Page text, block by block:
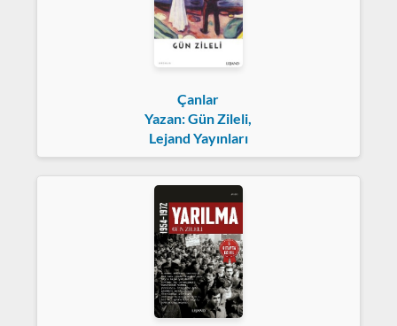
Çanlar
Yazan: Gün Zileli,
Lejand Yayınları